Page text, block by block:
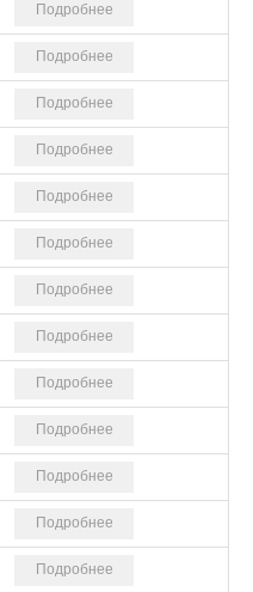
Подробнее
Подробнее
Подробнее
Подробнее
Подробнее
Подробнее
Подробнее
Подробнее
Подробнее
Подробнее
Подробнее
Подробнее
Подробнее